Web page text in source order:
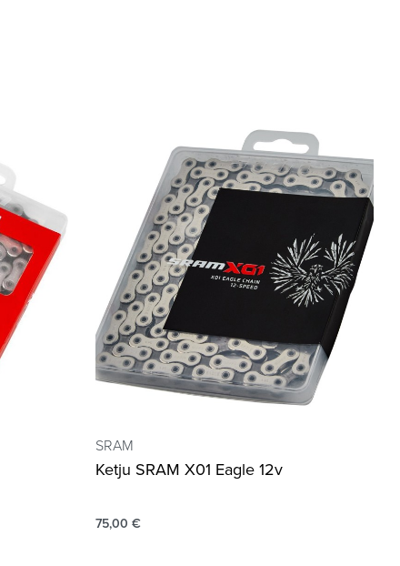
SRAM
Ketju SRAM X01 Eagle 12v
75,00 €